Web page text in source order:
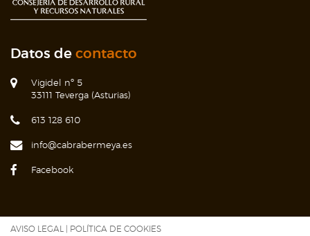
Datos de contacto
Vigidel nº 5
33111 Teverga (Asturias)
613 128 610
info@cabrabermeya.es
Facebook
AVISO LEGAL
POLÍTICA DE COOKIES